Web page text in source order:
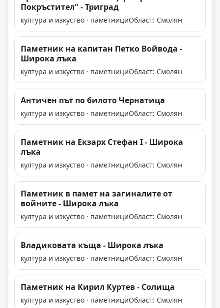
Покръстител" - Триград
култура и изкуство · паметнициОбласт: Смолян
Паметник на капитан Петко Войвода -
Широка лъка
култура и изкуство · паметнициОбласт: Смолян
Античен път по билото Чернатица
култура и изкуство · паметнициОбласт: Смолян
Паметник на Екзарх Стефан I - Широка
лъка
култура и изкуство · паметнициОбласт: Смолян
Паметник в памет на загиналите от
войните - Широка лъка
култура и изкуство · паметнициОбласт: Смолян
Владиковата къща - Широка лъка
култура и изкуство · паметнициОбласт: Смолян
Паметник на Кирил Куртев - Солища
култура и изкуство · паметнициОбласт: Смолян